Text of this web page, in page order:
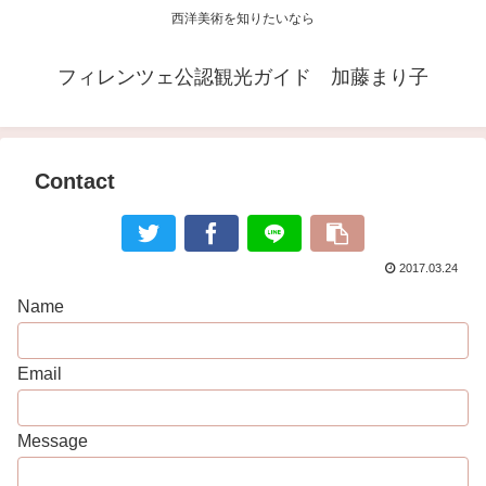
西洋美術を知りたいなら
フィレンツェ公認観光ガイド 加藤まり子
Contact
2017.03.24
Name
Email
Message